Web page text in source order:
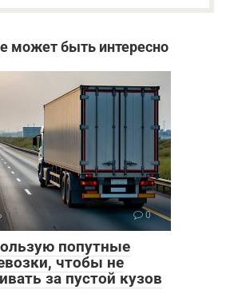
может быть интересно
0
попутные
чтобы не
за пустой кузов